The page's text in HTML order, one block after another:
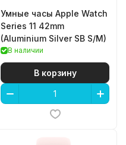
Умные часы Apple Watch
Series 11 42mm
(Aluminium Silver SB S/M)
В наличии
В корзину